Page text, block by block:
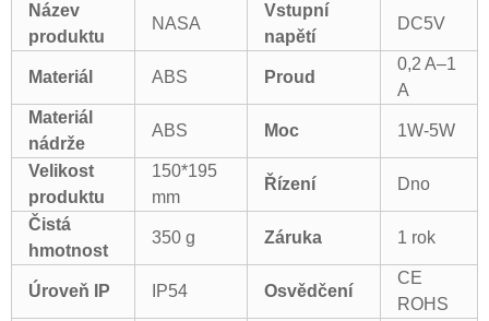
Název
produktu
NASA
Vstupní
napětí
DC5V
Materiál ABS Proud
0,2 A–1
A
Materiál
nádrže
ABS Moc 1W-5W
Velikost
produktu
150*195
mm
Řízení Dno
Čistá
hmotnost
350 g Záruka 1 rok
Úroveň IP IP54 Osvědčení
CE
ROHS